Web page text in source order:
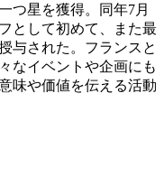
つ星を獲得。同年7月
として初めて、また最
与された。フランスと
なイベントや企画にも
味や価値を伝える活動